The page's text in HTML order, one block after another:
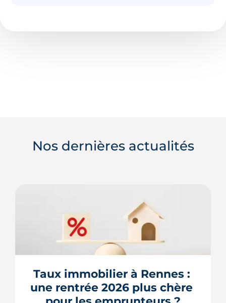
Nos dernières actualités
Taux immobilier à Rennes :
une rentrée 2026 plus chère